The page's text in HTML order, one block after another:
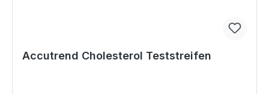
Accutrend Cholesterol Teststreifen